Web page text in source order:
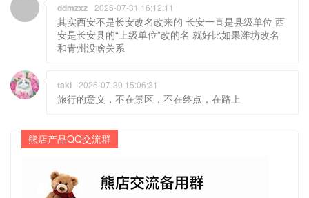
ddmzxz 2026-07-31 16:12:11
其实西安不是长安改名改来的 长安一直是县级单位 西
安是长安县的“上级单位”改的名 就好比如果潍坊改名
和青州没啥关系
taki 2026-07-30 15:06:31
旅行的意义，不在景区，不在终点，在路上
熊店产品QQ交流群